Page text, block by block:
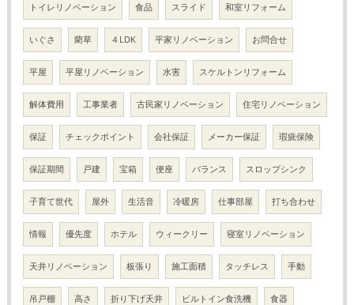
トイレリノベーション 食品 スライド 和室リフォーム
いぐさ 藺草 ４LDK 平家リノベーション お問合せ
平屋 平屋リノベーション 水害 スケルトンリフォーム
解体費用 工事業者 古民家リノベーション 住宅リノベーション
保証 チェックポイント 会社保証 メーカー保証 瑕疵保険
保証期間 戸建 宝箱 便座 バランス スロップシンク
子育て世代 屋外 生活音 冷暖房 仕事部屋 打ち合わせ
情報 優先度 ホテル ウィークリー 寝室リノベーション
天井リノベーション 板張り 施工面積 タッチレス 手動
吊戸棚 高さ 折り下げ天井 ビルトイン食洗機 食器